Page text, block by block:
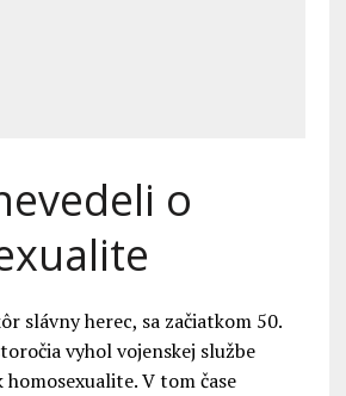
o
slávny herec, sa začiatkom 50.
vyhol vojenskej službe
V tom čase